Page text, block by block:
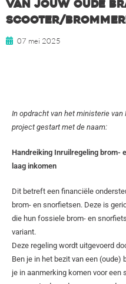
van jouw oude
scooter/
07 mei 2025
In opdracht van het ministerie
project gestart met de naam:
Handreiking Inruilregeling brom-
laag inkomen
Dit betreft een financiële
brom- en snorfietsen. Deze is
die hun fossiele brom- en
variant.
Deze regeling wordt uitgevoerd
Ben je in het bezit van een
je in aanmerking komen voor een